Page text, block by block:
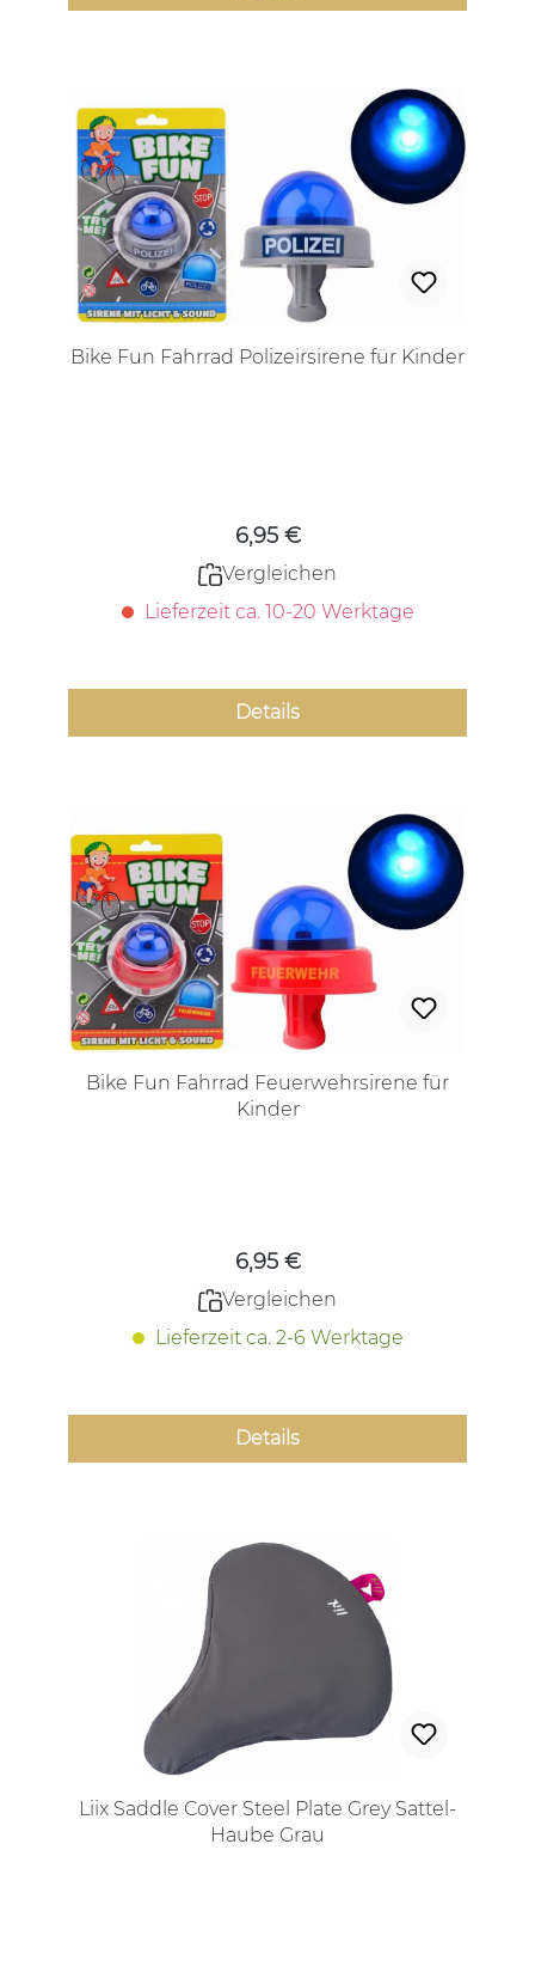
Bike Fun Fahrrad Polizeirsirene für Kinder
6,95 €
Vergleichen
Lieferzeit ca. 10-20 Werktage
Details
Bike Fun Fahrrad Feuerwehrsirene für
Kinder
6,95 €
Vergleichen
Lieferzeit ca. 2-6 Werktage
Details
Liix Saddle Cover Steel Plate Grey Sattel-
Haube Grau